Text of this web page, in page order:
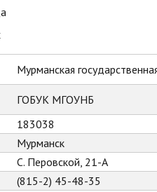
Мурманская
ГОБУК МГОУНБ
183038
Мурманск
С. Перовской, 21-А
(815-2) 45-48-35